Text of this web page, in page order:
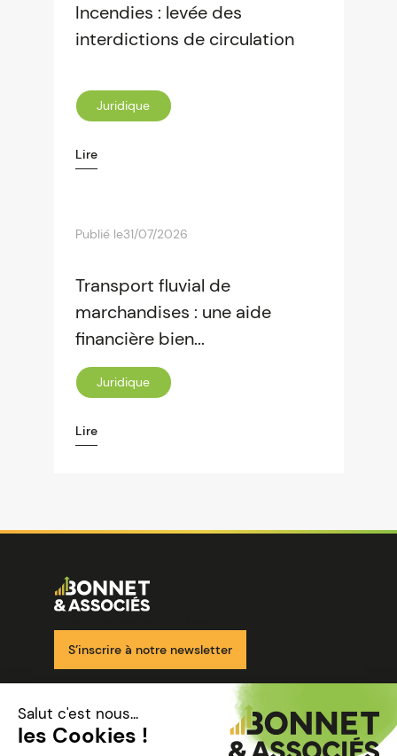
Incendies : levée des
interdictions de circulation
Juridique
Lire
Publié le31/07/2026
Transport fluvial de
marchandises : une aide
financière bien...
Juridique
Lire
Image
S’inscrire à notre newsletter
Nos solutions
Nos cabinets